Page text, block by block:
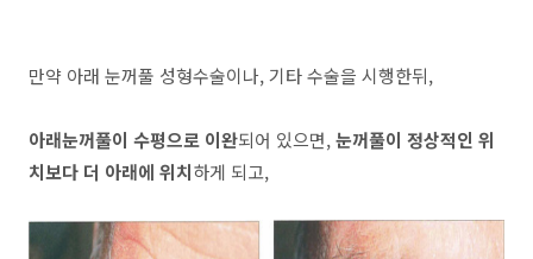
만약 아래 눈꺼풀 성형수술이나, 기타 수술을 시행한뒤,
아래눈꺼풀이 수평으로 이완되어 있으면,눈꺼풀이 정상적인 위
치보다 더 아래에 위치하게 되고,